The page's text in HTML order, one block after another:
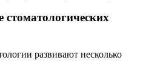
стоматологических
развивают несколько